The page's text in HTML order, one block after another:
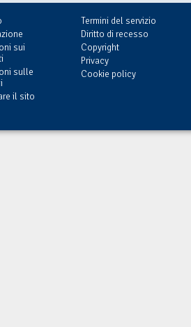
sui
sulle
il sito
Termini del servizio
Diritto di recesso
Copyright
Privacy
Cookie policy